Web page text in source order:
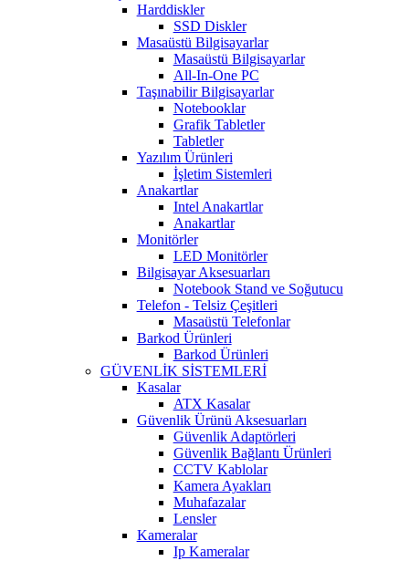
Harddiskler
SSD Diskler
Masaüstü Bilgisayarlar
Masaüstü Bilgisayarlar
All-In-One PC
Taşınabilir Bilgisayarlar
Notebooklar
Grafik Tabletler
Tabletler
Yazılım Ürünleri
İşletim Sistemleri
Anakartlar
Intel Anakartlar
Anakartlar
Monitörler
LED Monitörler
Bilgisayar Aksesuarları
Notebook Stand ve Soğutucu
Telefon - Telsiz Çeşitleri
Masaüstü Telefonlar
Barkod Ürünleri
Barkod Ürünleri
GÜVENLİK SİSTEMLERİ
Kasalar
ATX Kasalar
Güvenlik Ürünü Aksesuarları
Güvenlik Adaptörleri
Güvenlik Bağlantı Ürünleri
CCTV Kablolar
Kamera Ayakları
Muhafazalar
Lensler
Kameralar
Ip Kameralar